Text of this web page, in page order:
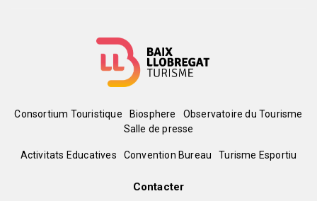
Menú
del
Consortium Touristique Biosphere
Observatoire du Tourisme
Salle de presse
Peu
Activitats Educatives Convention Bureau Turisme Esportiu
Contacter